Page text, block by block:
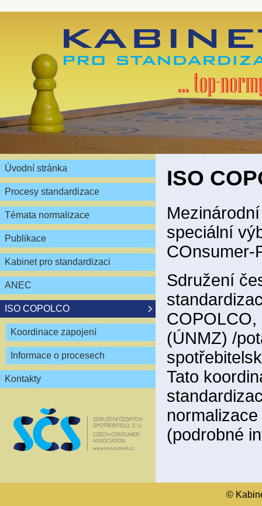
Úvodní stránka
Procesy standardizace
Témata normalizace
Publikace
Kabinet pro standardizaci
ANEC
ISO COPOLCO
Koordinace zapojení
Informace o procesech
Kontakty
ISO
speciální
COnsumer-
Sdružení
(ÚNMZ) /
Tato
(podrobné
©